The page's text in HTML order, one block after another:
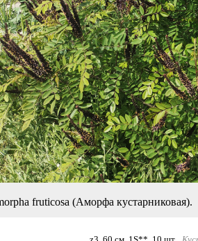
fruticosa (Аморфа кустарниковая).